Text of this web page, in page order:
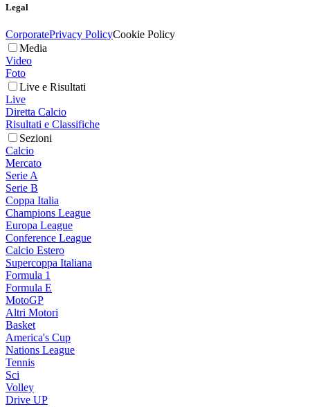
Legal
CorporatePrivacy PolicyCookie Policy
Media
Video
Foto
Live e Risultati
Live
Diretta Calcio
Risultati e Classifiche
Sezioni
Calcio
Mercato
Serie A
Serie B
Coppa Italia
Champions League
Europa League
Conference League
Calcio Estero
Supercoppa Italiana
Formula 1
Formula E
MotoGP
Altri Motori
Basket
America's Cup
Nations League
Tennis
Sci
Volley
Drive UP